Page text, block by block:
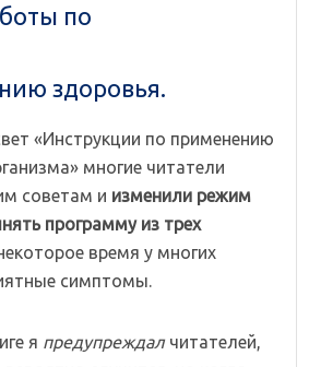
по
здоровья.
«Инструкции по применению
многие читатели
советам и изменили режим
программу из трех
время у многих
симптомы.
я предупреждалчитателей,